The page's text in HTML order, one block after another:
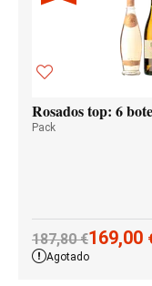
Rosados top: 6
Pack
187,80€169,00
Agotado